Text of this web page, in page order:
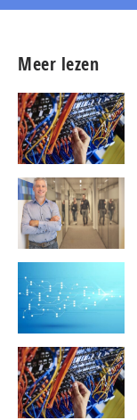
Meer lezen